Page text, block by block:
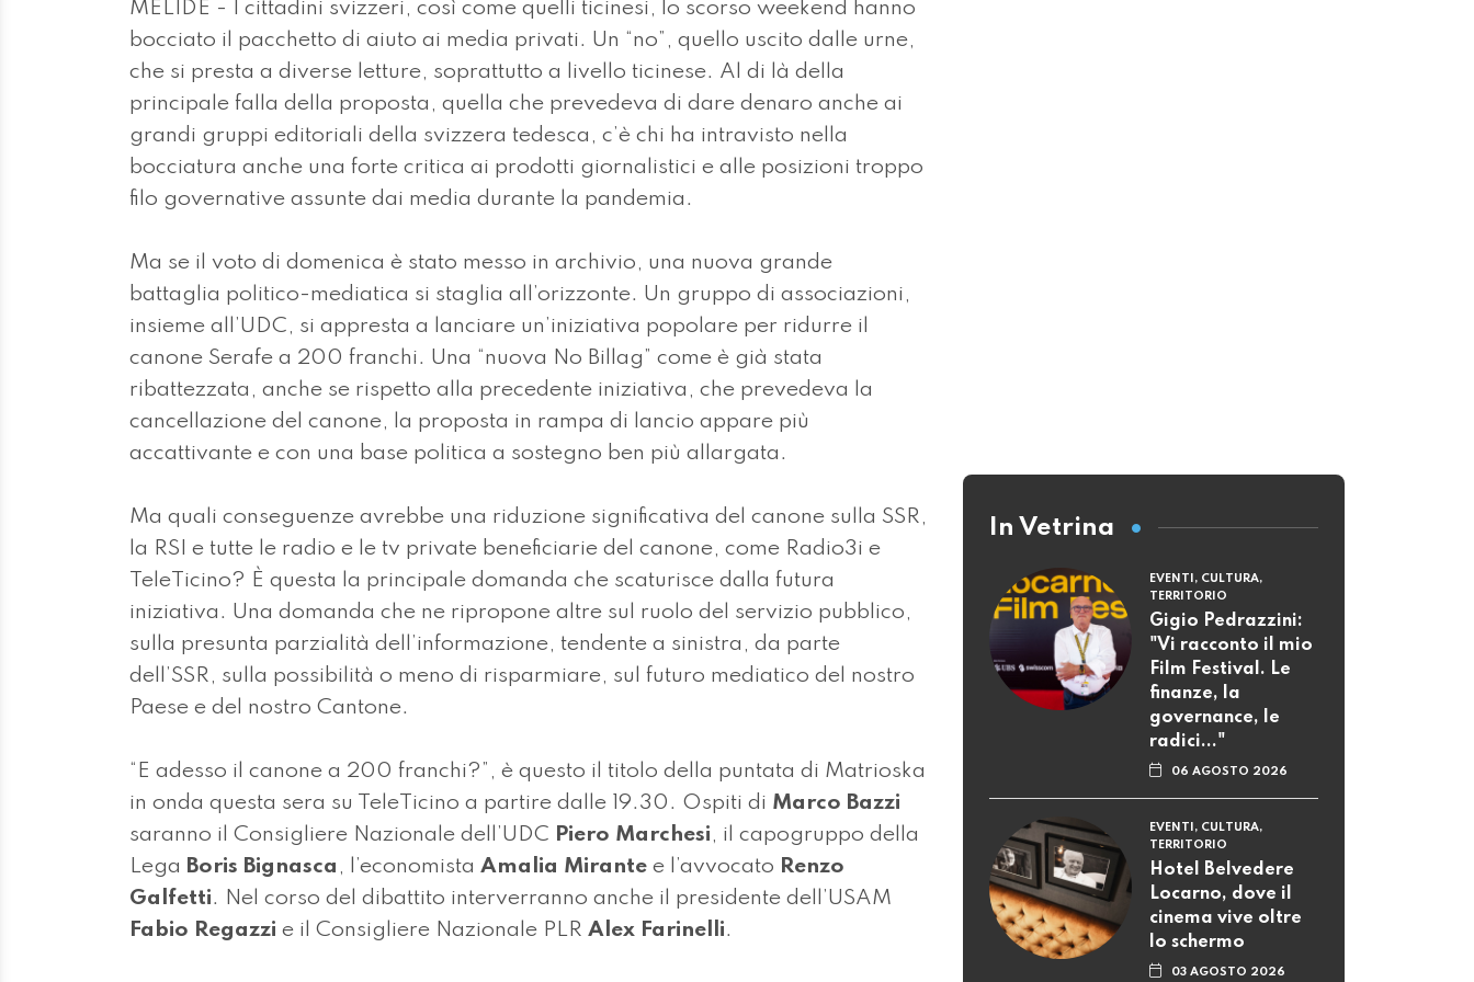
MELIDE - I cittadini svizzeri, così come quelli ticinesi, lo scorso weekend hanno
bocciato il pacchetto di aiuto ai media privati. Un “no”, quello uscito dalle urne,
che si presta a diverse letture, soprattutto a livello ticinese. Al di là della
principale falla della proposta, quella che prevedeva di dare denaro anche ai
grandi gruppi editoriali della svizzera tedesca, c’è chi ha intravisto nella
bocciatura anche una forte critica ai prodotti giornalistici e alle posizioni troppo
filo governative assunte dai media durante la pandemia.
Ma se il voto di domenica è stato messo in archivio, una nuova grande
battaglia politico-mediatica si staglia all’orizzonte. Un gruppo di associazioni,
insieme all’UDC, si appresta a lanciare un’iniziativa popolare per ridurre il
canone Serafe a 200 franchi. Una “nuova No Billag” come è già stata
ribattezzata, anche se rispetto alla precedente iniziativa, che prevedeva la
cancellazione del canone, la proposta in rampa di lancio appare più
accattivante e con una base politica a sostegno ben più allargata.
Ma quali conseguenze avrebbe una riduzione significativa del canone sulla SSR,
la RSI e tutte le radio e le tv private beneficiarie del canone, come Radio3i e
TeleTicino? È questa la principale domanda che scaturisce dalla futura
iniziativa. Una domanda che ne ripropone altre sul ruolo del servizio pubblico,
sulla presunta parzialità dell’informazione, tendente a sinistra, da parte
dell’SSR, sulla possibilità o meno di risparmiare, sul futuro mediatico del nostro
Paese e del nostro Cantone.
“E adesso il canone a 200 franchi?”, è questo il titolo della puntata di Matrioska
in onda questa sera su TeleTicino a partire dalle 19.30. Ospiti di Marco Bazzi
saranno il Consigliere Nazionale dell’UDC Piero Marchesi , il capogruppo della
Lega Boris Bignasca , l’economista Amalia Mirante e l’avvocato Renzo
Galfetti. Nel corso del dibattito interverranno anche il presidente dell’USAM
Fabio Regazzi e il Consigliere Nazionale PLR Alex Farinelli.
In Vetrina
EVENTI, CULTURA,
TERRITORIO
Gigio Pedrazzini:
"Vi racconto il mio
Film Festival. Le
finanze, la
governance, le
radici..."
06 AGOSTO 2026
EVENTI, CULTURA,
TERRITORIO
Hotel Belvedere
Locarno, dove il
cinema vive oltre
lo schermo
03 AGOSTO 2026